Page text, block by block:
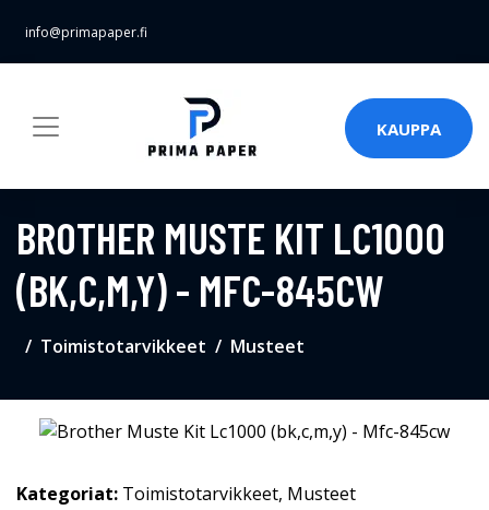
info@primapaper.fi
KAUPPA
BROTHER MUSTE KIT LC1000
(BK,C,M,Y) - MFC-845CW
Toimistotarvikkeet Musteet
Kategoriat: Toimistotarvikkeet, Musteet